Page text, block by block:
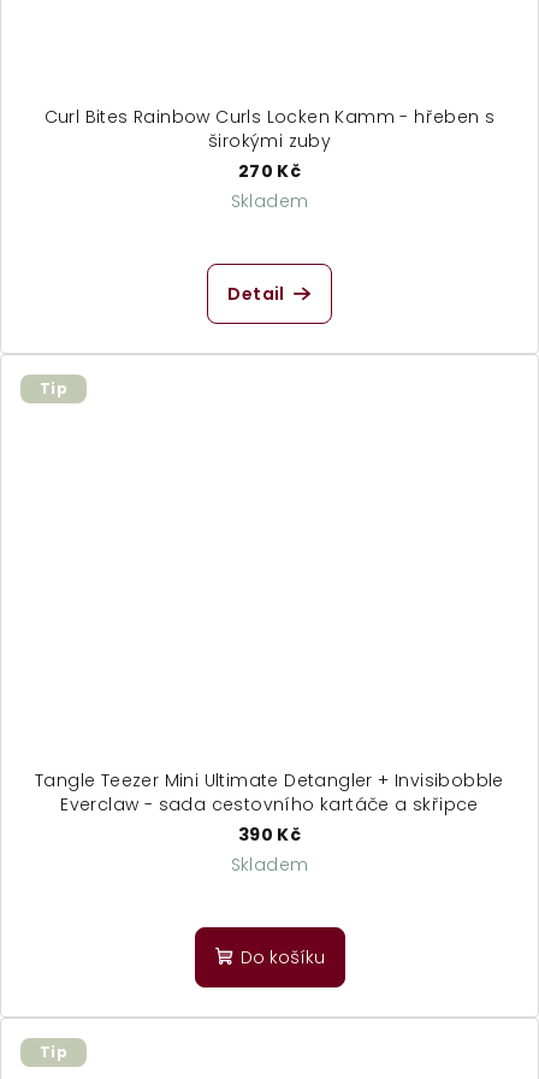
Curl Bites Rainbow Curls Locken Kamm - hřeben s
širokými zuby
270 Kč
Skladem
Detail
Tip
Tangle Teezer Mini Ultimate Detangler + Invisibobble
Everclaw - sada cestovního kartáče a skřipce
390 Kč
Skladem
hodnocení
produktu
z
Do košíku
Tip